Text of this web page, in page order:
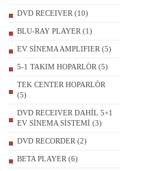
DVD RECEIVER (10)
BLU-RAY PLAYER (1)
EV SİNEMA AMPLIFIER (5)
5-1 TAKIM HOPARLÖR (5)
TEK CENTER HOPARLÖR
(5)
DVD RECEIVER DAHİL 5+1
EV SİNEMA SİSTEMİ (3)
DVD RECORDER (2)
BETA PLAYER (6)